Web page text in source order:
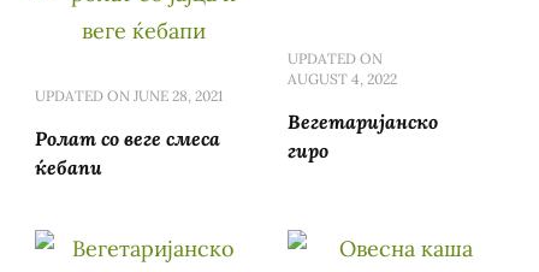
UPDATED ON JUNE 28, 2021
Ролат со веге смеса
ќебапи
UPDATED ON
AUGUST 4, 2022
Вегетаријанско
гиро